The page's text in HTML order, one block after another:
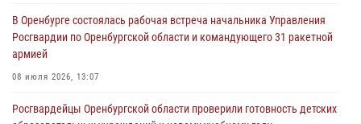
При силовой поддержке ОМОН «Кобра» Росгвардии в Оренбурге
проведён рейд по строительным объектам
23 июля 2026, 10:47
В Оренбурге состоялась рабочая встреча начальника Управления
Росгвардии по Оренбургской области и командующего 31 ракетной
армией
08 июля 2026, 13:07
Росгвардейцы Оренбургской области проверили готовность детских